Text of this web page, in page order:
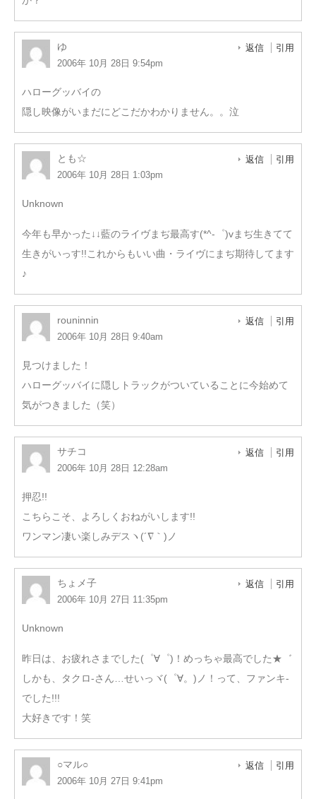
ゆ
2006年 10月 28日 9:54pm
返信 引用
ハローグッバイの
隠し映像がいまだにどこだかわかりません。。泣
とも☆
2006年 10月 28日 1:03pm
返信 引用
Unknown
今年も早かった↓↓藍のライヴまぢ最高す(*^-゜)vまぢ生きてて
生きがいっす!!これからもいい曲・ライヴにまぢ期待してます
♪
rouninnin
2006年 10月 28日 9:40am
返信 引用
見つけました！
ハローグッバイに隠しトラックがついていることに今始めて
気がつきました（笑）
サチコ
2006年 10月 28日 12:28am
返信 引用
押忍!!
こちらこそ、よろしくおねがいします!!
ワンマン凄い楽しみデスヽ(´∇｀)ノ
ちょメ子
2006年 10月 27日 11:35pm
返信 引用
Unknown
昨日は、お疲れさまでした(゜∀゜)！めっちゃ最高でした★゛
しかも、タクロ-さん…せいっヾ(゜∀。)ノ！って、ファンキ-
でした!!!
大好きです！笑
○マル○
2006年 10月 27日 9:41pm
返信 引用